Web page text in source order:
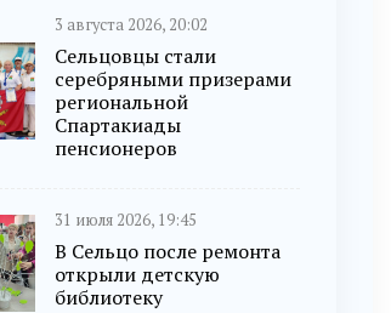
3 августа 2026, 20:02
Сельцовцы стали
серебряными призерами
региональной
Спартакиады
пенсионеров
31 июля 2026, 19:45
В Сельцо после ремонта
открыли детскую
библиотеку